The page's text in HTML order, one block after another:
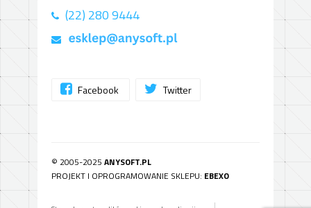
(22) 280 9444
Facebook Twitter
© 2005-2025 ANYSOFT.PL
PROJEKT I OPROGRAMOWANIE SKLEPU: EBEXO